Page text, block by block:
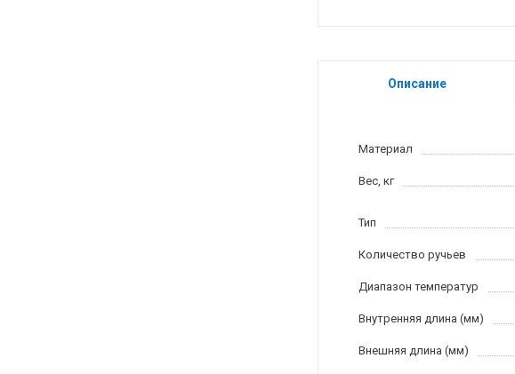
Описание
Материал
Вес, кг
Тип
Количество ручьев
Диапазон температур
Внутренняя длина (мм)
Внешняя длина (мм)